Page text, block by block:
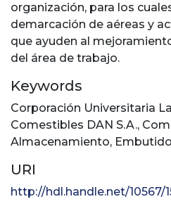
organización, para los
demarcación de aéreas y
que ayuden al
del área de trabajo.
Keywords
Corporación Universitaria
Comestibles DAN S.A.,
Almacenamiento,
URI
http://hdl.handle.net/10567/